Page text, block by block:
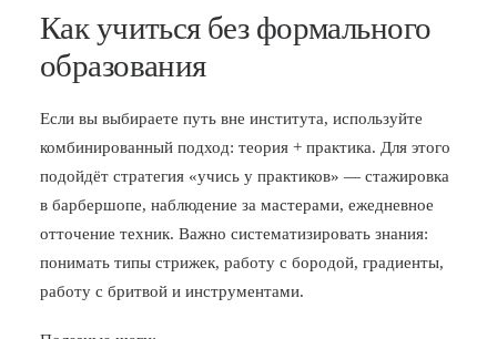
Как учиться без формального
образования
Если вы выбираете путь вне института, используйте
комбинированный подход: теория + практика. Для этого
подойдёт стратегия «учись у практиков» — стажировка
в барбершопе, наблюдение за мастерами, ежедневное
отточение техник. Важно систематизировать знания:
понимать типы стрижек, работу с бородой, градиенты,
работу с бритвой и инструментами.